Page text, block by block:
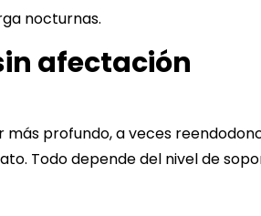
nocturnas.
afectación
profundo, a veces
Todo depende del nivel de